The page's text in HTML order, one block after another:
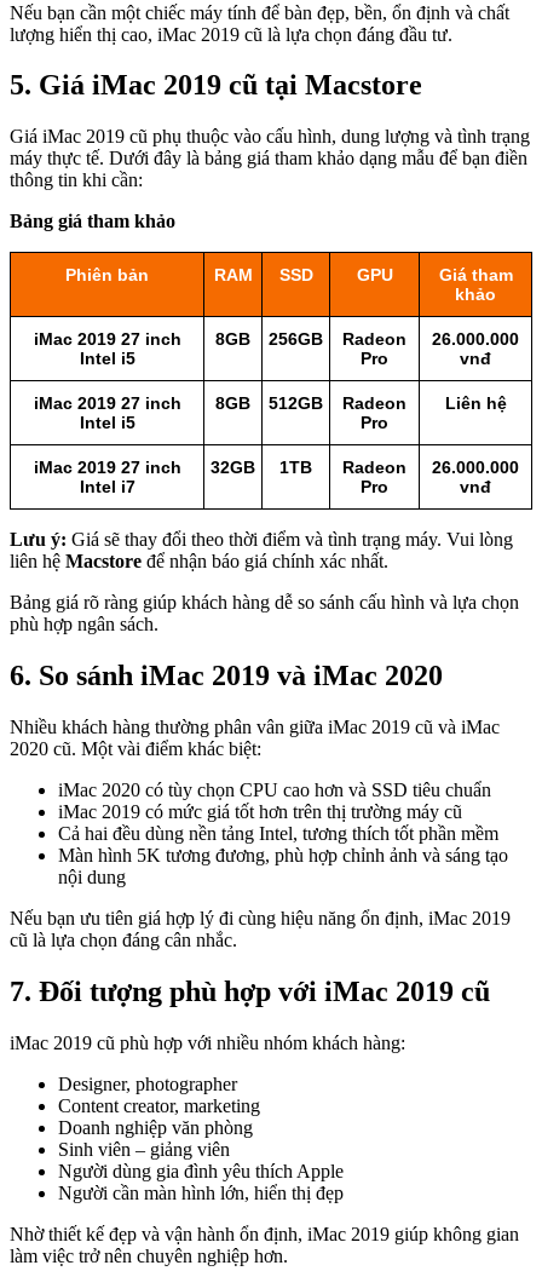
Nếu bạn cần một chiếc máy tính để bàn đẹp, bền, ổn định và chất
lượng hiển thị cao, iMac 2019 cũ là lựa chọn đáng đầu tư.
5. Giá iMac 2019 cũ tại Macstore
Giá iMac 2019 cũ phụ thuộc vào cấu hình, dung lượng và tình trạng
máy thực tế. Dưới đây là bảng giá tham khảo dạng mẫu để bạn điền
thông tin khi cần:
Bảng giá tham khảo
Phiên bản RAM SSD GPU
Giá tham
khảo
iMac 2019 27 inch
Intel i5
8GB 256GB
Radeon
Pro
26.000.000
vnđ
iMac 2019 27 inch
Intel i5
8GB 512GB
Radeon
Pro
Liên hệ
iMac 2019 27 inch
Intel i7
32GB 1TB
Radeon
Pro
26.000.000
vnđ
Lưu ý: Giá sẽ thay đổi theo thời điểm và tình trạng máy. Vui lòng
liên hệ Macstore để nhận báo giá chính xác nhất.
Bảng giá rõ ràng giúp khách hàng dễ so sánh cấu hình và lựa chọn
phù hợp ngân sách.
6. So sánh iMac 2019 và iMac 2020
Nhiều khách hàng thường phân vân giữa iMac 2019 cũ và iMac
2020 cũ. Một vài điểm khác biệt:
iMac 2020 có tùy chọn CPU cao hơn và SSD tiêu chuẩn
iMac 2019 có mức giá tốt hơn trên thị trường máy cũ
Cả hai đều dùng nền tảng Intel, tương thích tốt phần mềm
Màn hình 5K tương đương, phù hợp chỉnh ảnh và sáng tạo
nội dung
Nếu bạn ưu tiên giá hợp lý đi cùng hiệu năng ổn định, iMac 2019
cũ là lựa chọn đáng cân nhắc.
7. Đối tượng phù hợp với iMac 2019 cũ
iMac 2019 cũ phù hợp với nhiều nhóm khách hàng:
Designer, photographer
Content creator, marketing
Doanh nghiệp văn phòng
Sinh viên – giảng viên
Người dùng gia đình yêu thích Apple
Người cần màn hình lớn, hiển thị đẹp
Nhờ thiết kế đẹp và vận hành ổn định, iMac 2019 giúp không gian
làm việc trở nên chuyên nghiệp hơn.